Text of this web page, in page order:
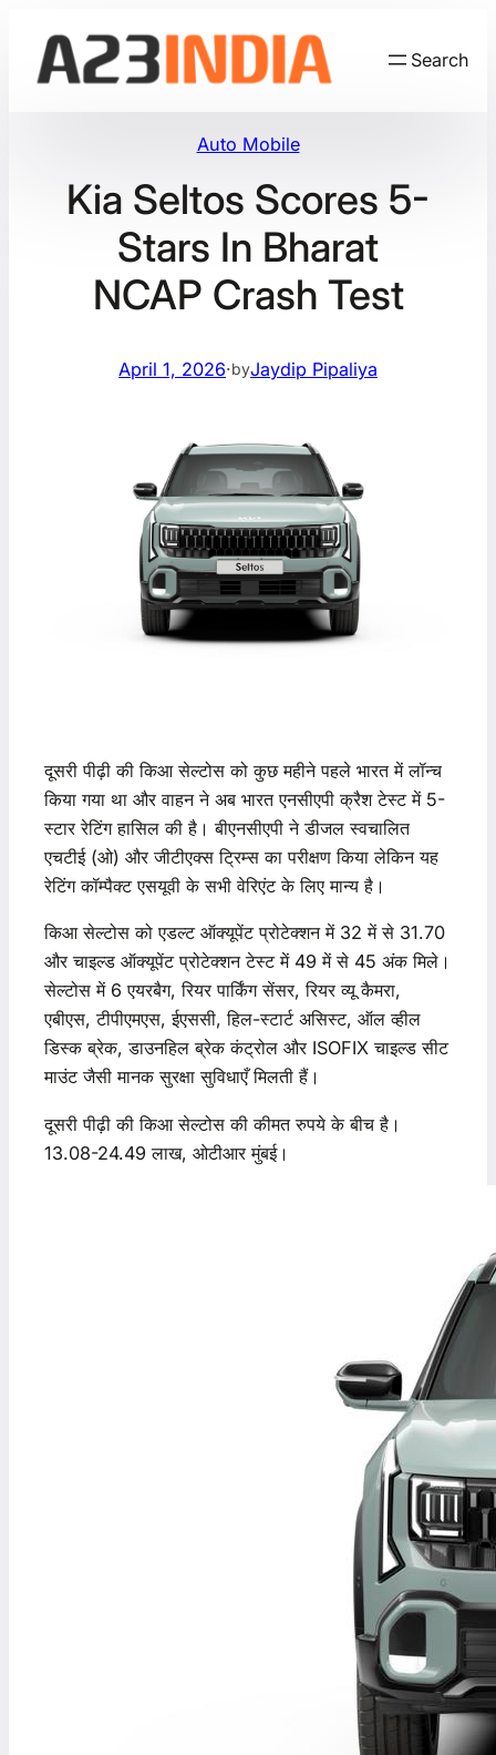
content
Search
Auto Mobile
Kia Seltos Scores 5-
Stars In Bharat
NCAP Crash Test
April 1, 2026·byJaydip Pipaliya
दूसरी पीढ़ी की किआ सेल्टोस को कुछ महीने पहले भारत में लॉन्च
किया गया था और वाहन ने अब भारत एनसीएपी क्रैश टेस्ट में 5-
स्टार रेटिंग हासिल की है। बीएनसीएपी ने डीजल स्वचालित
एचटीई (ओ) और जीटीएक्स ट्रिम्स का परीक्षण किया लेकिन यह
रेटिंग कॉम्पैक्ट एसयूवी के सभी वेरिएंट के लिए मान्य है।
किआ सेल्टोस को एडल्ट ऑक्यूपेंट प्रोटेक्शन में 32 में से 31.70
और चाइल्ड ऑक्यूपेंट प्रोटेक्शन टेस्ट में 49 में से 45 अंक मिले।
सेल्टोस में 6 एयरबैग, रियर पार्किंग सेंसर, रियर व्यू कैमरा,
एबीएस, टीपीएमएस, ईएससी, हिल-स्टार्ट असिस्ट, ऑल व्हील
डिस्क ब्रेक, डाउनहिल ब्रेक कंट्रोल और ISOFIX चाइल्ड सीट
माउंट जैसी मानक सुरक्षा सुविधाएँ मिलती हैं।
दूसरी पीढ़ी की किआ सेल्टोस की कीमत रुपये के बीच है।
13.08-24.49 लाख, ओटीआर मुंबई।